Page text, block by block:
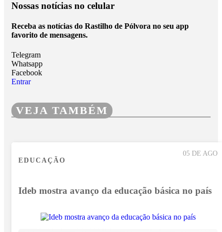
Nossas notícias no celular
Receba as notícias do Rastilho de Pólvora no seu app
favorito de mensagens.
Telegram
Whatsapp
Facebook
Entrar
VEJA TAMBÉM
05 DE AGO
EDUCAÇÃO
Ideb mostra avanço da educação básica no país